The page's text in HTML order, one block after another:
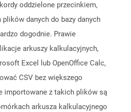
oddzielone przecinkiem,
danych do bazy danych
dogodnie. Prawie
arkuszy kalkulacyjnych,
Excel lub OpenOffice Calc,
CSV bez większego
importowane z takich plików są
arkusza kalkulacyjnego